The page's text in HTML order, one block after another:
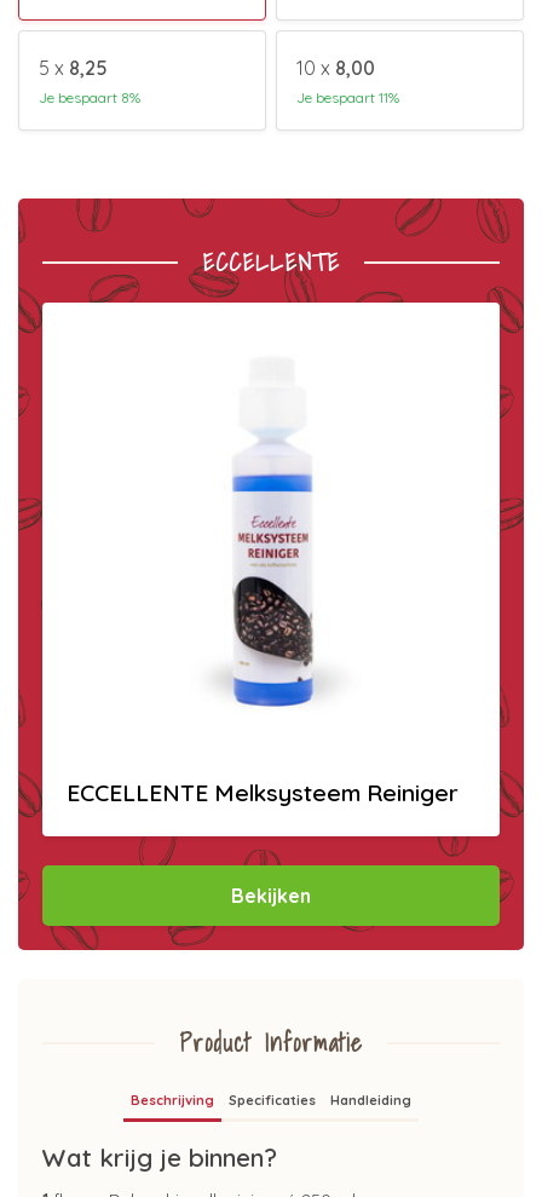
5 x 8,25
Je bespaart 8%
10 x 8,00
Je bespaart 11%
ECCELLENTE
ECCELLENTE Melksysteem Reiniger
Bekijken
Product Informatie
Beschrijving Specificaties Handleiding
Wat krijg je binnen?